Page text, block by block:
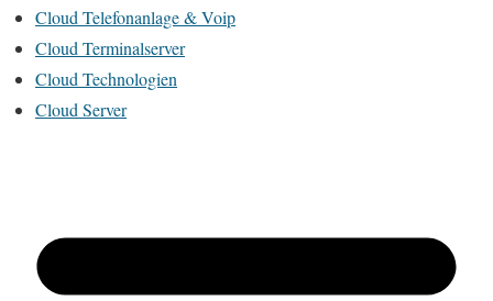
Cloud Telefonanlage & Voip
Cloud Terminalserver
Cloud Technologien
Cloud Server